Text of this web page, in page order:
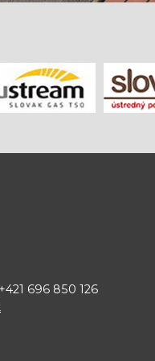
696 850 126